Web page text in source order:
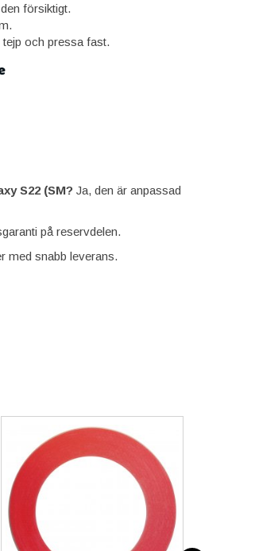
försiktigt.
och pressa fast.
S22 (SM? Ja, den är anpassad
på reservdelen.
med snabb leverans.